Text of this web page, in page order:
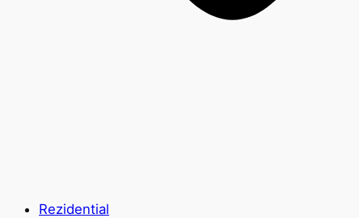
Rezidential